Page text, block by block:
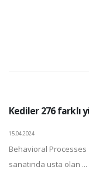
Kediler 276 farklı
15.04.2024
Behavioral Processes
sanatında usta olan ...